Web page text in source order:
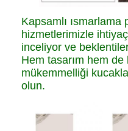
Kapsamlı ısmarlama
hizmetlerimizle
inceliyor ve
Hem tasarım hem
mükemmelliği
olun.